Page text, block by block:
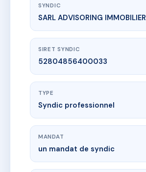
SYNDIC
SARL ADVISORING IMMOBILIER
SIRET SYNDIC
52804856400033
TYPE
Syndic professionnel
MANDAT
un mandat de syndic